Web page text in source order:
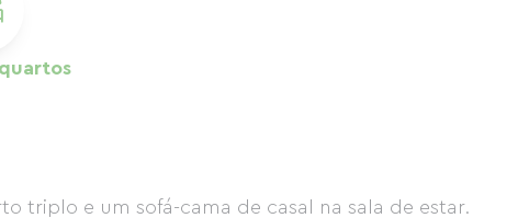
triplo e um sofá-cama de casal na sala de estar.